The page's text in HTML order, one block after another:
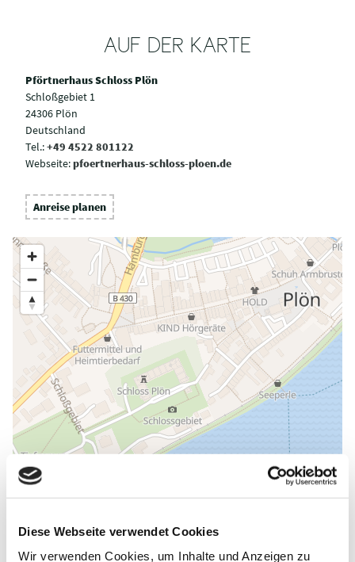
Diese Webseite verwendet Cookies
Wir verwenden Cookies, um Inhalte und Anzeigen zu
AUF DER KARTE
Pförtnerhaus Schloss Plön
Schloßgebiet 1
24306 Plön
Deutschland
Tel.:+49 4522 801122
Webseite:pfoertnerhaus-schloss-ploen.de
Anreise planen